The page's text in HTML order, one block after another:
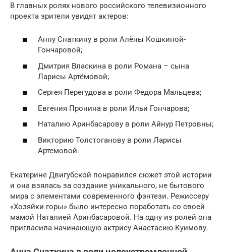
В главных ролях нового российского телевизионного
проекта зрители увидят актеров:
Анну Снаткину в роли Алёны Кошкиной-
Гончаровой;
Дмитрия Власкина в роли Романа – сына
Ларисы Артёмовой;
Сергея Перегудова в роли Федора Мальцева;
Евгения Пронина в роли Ильи Гончарова;
Наталию Аринбасарову в роли Айнур Петровны;
Викторию Толстоганову в роли Ларисы
Артемовой.
Екатерине Двигубской понравился сюжет этой истории
и она взялась за создание уникального, не бытового
мира с элементами современного фэнтези. Режиссеру
«Хозяйки горы» было интересно поработать со своей
мамой Наталией Аринбасаровой. На одну из ролей она
пригласила начинающую актрису Анастасию Куимову.